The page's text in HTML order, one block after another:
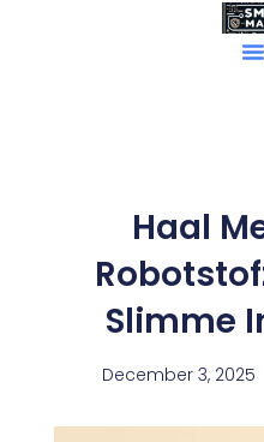
Haal
Slimme
December 3, 2025